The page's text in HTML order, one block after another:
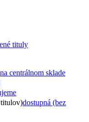
tituly
na centrálnom sklade
titulov)dostupná (bez